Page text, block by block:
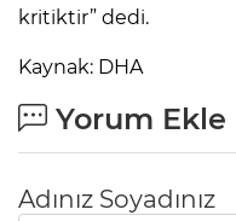
kritiktir” dedi.
Kaynak: DHA
Yorum Ekle
Adınız Soyadınız